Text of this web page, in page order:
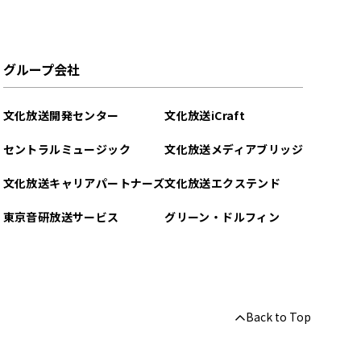
グループ会社
文化放送開発センター
セントラルミュージック
文化放送キャリアパートナーズ
東京音研放送サービス
文化放送iCraft
文化放送メディアブリッジ
文化放送エクステンド
グリーン・ドルフィン
Back to Top